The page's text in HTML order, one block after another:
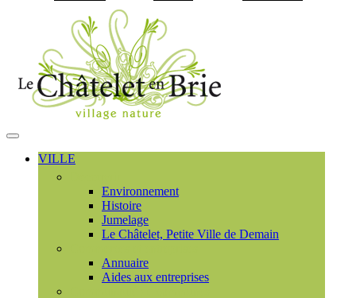
MENU
PRINCIPAL
VILLE
Environnement
Histoire
Jumelage
Le Châtelet, Petite Ville de Demain
Annuaire
Aides aux entreprises